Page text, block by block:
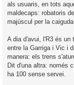
als usuaris, en tots
maldecaps: robatoris
majúscul per la
A dia d'avui, l'R3 és un
entre la Garriga i Vic i
manera: els trens
Dit d'una altra: només
ha 100 sense servei.